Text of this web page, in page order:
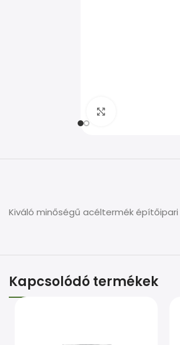
Kiváló minőségű acéltermék
Kapcsolódó termékek